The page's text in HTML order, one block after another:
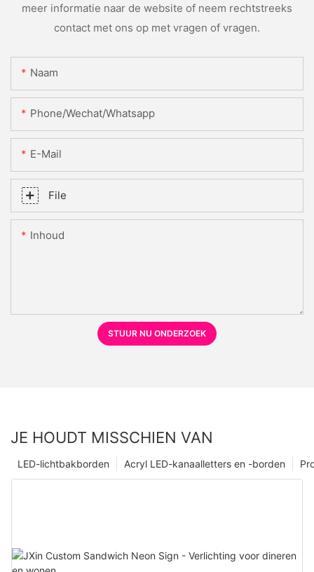
meer informatie naar de website of neem rechtstreeks
contact met ons op met vragen of vragen.
Naam
Phone/Wechat/Whatsapp
E-Mail
File
Inhoud
STUUR NU ONDERZOEK
JE HOUDT MISSCHIEN VAN
Acryl LED-kanaalletters en -borden
LED-lichtbakborden